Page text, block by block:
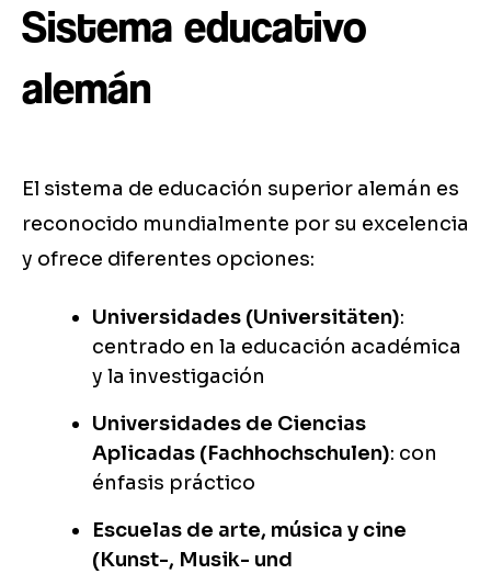
Sistema educativo
alemán
El sistema de educación superior alemán es
reconocido mundialmente por su excelencia
y ofrece diferentes opciones:
Universidades (Universitäten):
centrado en la educación académica
y la investigación
Universidades de Ciencias
Aplicadas (Fachhochschulen): con
énfasis práctico
Escuelas de arte, música y cine
(Kunst-, Musik- und